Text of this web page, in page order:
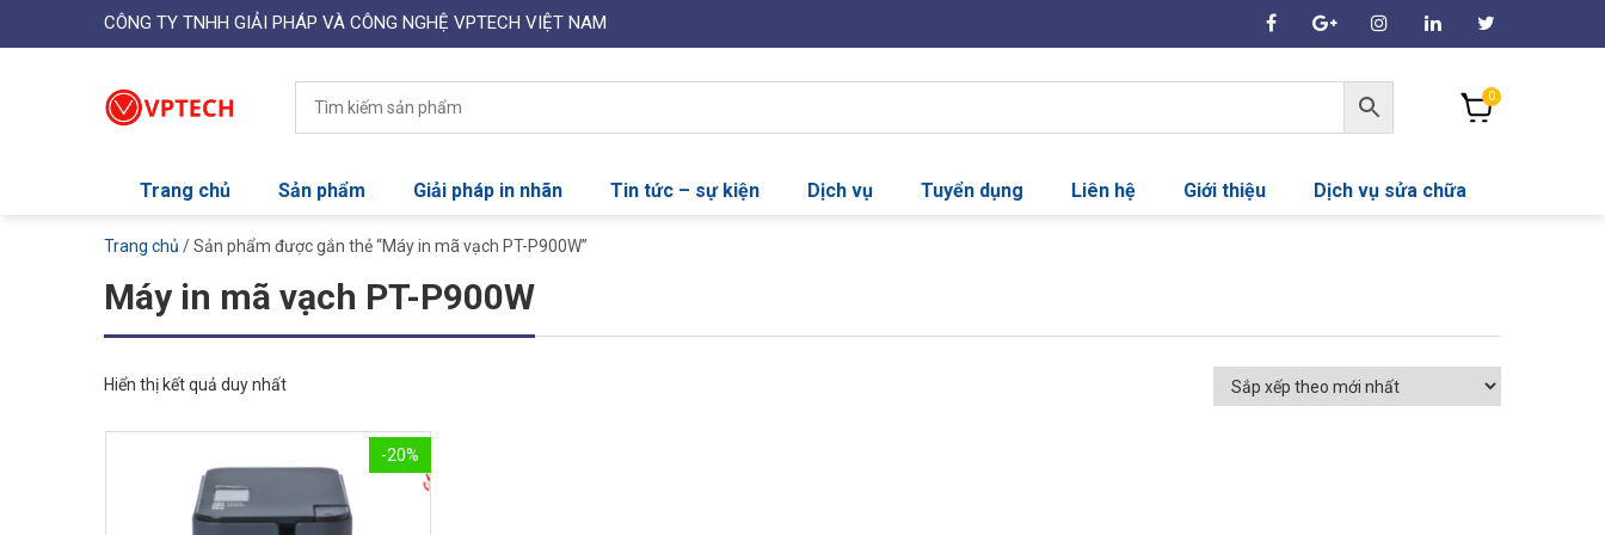
CÔNG TY TNHH GIẢI PHÁP VÀ CÔNG NGHỆ VPTECH VIỆT NAM
0
Trang chủ Sản phẩm Giải pháp in nhãn Tin tức – sự kiện Dịch vụ Tuyển dụng Liên hệ Giới thiệu Dịch vụ sửa chữa
Trang chủ / Sản phẩm được gắn thẻ “Máy in mã vạch PT-P900W”
Máy in mã vạch PT-P900W
Hiển thị kết quả duy nhất
-20%